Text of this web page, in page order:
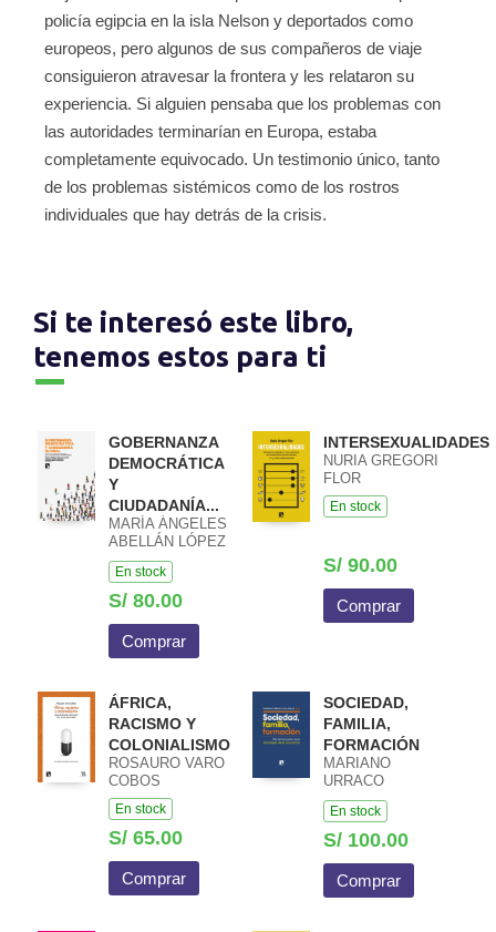
policía egipcia en la isla Nelson y deportados como
europeos, pero algunos de sus compañeros de viaje
consiguieron atravesar la frontera y les relataron su
experiencia. Si alguien pensaba que los problemas con
las autoridades terminarían en Europa, estaba
completamente equivocado. Un testimonio único, tanto
de los problemas sistémicos como de los rostros
individuales que hay detrás de la crisis.
Si te interesó este libro,
tenemos estos para ti
GOBERNANZA
DEMOCRÁTICA
Y
CIUDADANÍA...
MARÍA ÁNGELES
ABELLÁN LÓPEZ
/ GONZALO
PARDO
BENEYTO /
ÁLVARO QUINTO
ABELLÁN
En stock
S/ 80.00
Comprar
INTERSEXUALIDADES
NURIA GREGORI
FLOR
En stock
S/ 90.00
Comprar
ÁFRICA,
RACISMO Y
COLONIALISMO
ROSAURO VARO
COBOS
En stock
S/ 65.00
Comprar
SOCIEDAD,
FAMILIA,
FORMACIÓN
MARIANO
URRACO
SOLANILLA
En stock
S/ 100.00
Comprar